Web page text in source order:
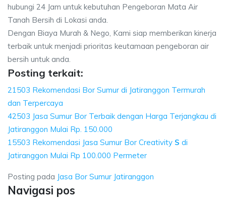
hubungi 24 Jam untuk kebutuhan Pengeboran Mata Air
Tanah Bersih di Lokasi anda.
Dengan Biaya Murah & Nego, Kami siap memberikan kinerja
terbaik untuk menjadi prioritas keutamaan pengeboran air
bersih untuk anda.
Posting terkait:
21503 Rekomendasi Bor Sumur di Jatiranggon Termurah
dan Terpercaya
42503 Jasa Sumur Bor Terbaik dengan Harga Terjangkau di
Jatiranggon Mulai Rp. 150.000
15503 Rekomendasi Jasa Sumur Bor Creativity S di
Jatiranggon Mulai Rp 100.000 Permeter
Posting pada Jasa Bor Sumur Jatiranggon
Navigasi pos